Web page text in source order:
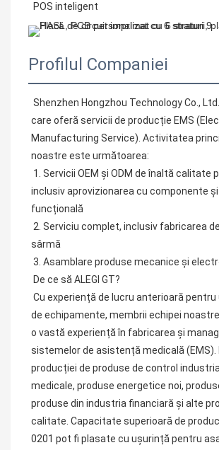
POS inteligent
Profilul Companiei
Shenzhen Hongzhou Technology Co.,
care oferă servicii de producție EMS
Manufacturing Service). Activitatea
noastre este următoarea:
1. Servicii OEM și ODM de înaltă calitate
inclusiv aprovizionarea cu componente
funcțională
2. Serviciu complet, inclusiv fabricarea
sârmă
3. Asamblare produse mecanice și
De ce să ALEGI GT?
Cu experiență de lucru anterioară pentru
de echipamente, membrii echipei
o vastă experiență în fabricarea și
sistemelor de asistență medicală (EMS).
producției de produse de control
medicale, produse energetice noi,
produse din industria financiară și alte
calitate. Capacitate superioară de
0201 pot fi plasate cu ușurință pentru